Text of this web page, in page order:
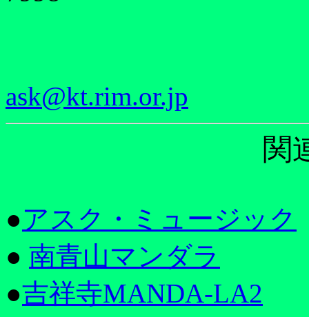
ask@kt.rim.or.jp
関
●アスク・ミュージック
● 南青山マンダラ
●吉祥寺MANDA-LA2